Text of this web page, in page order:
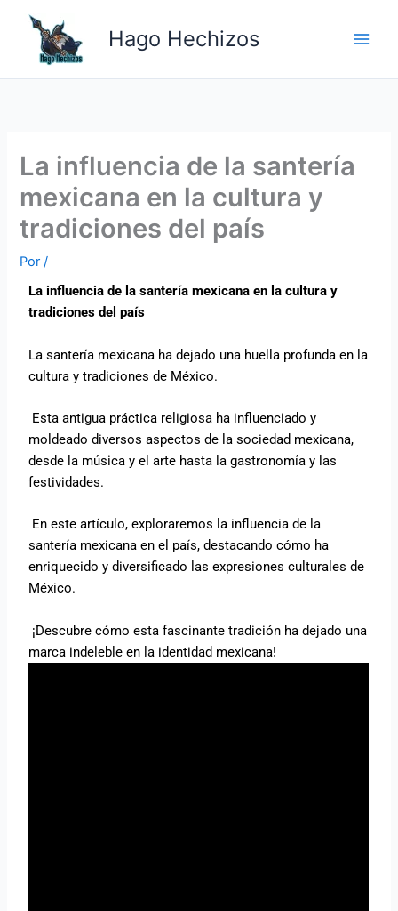
contenido
Hago Hechizos
La influencia de la santería
mexicana en la cultura y
tradiciones del país
Por/
La influencia de la santería mexicana en la cultura y
tradiciones del país
La santería mexicana ha dejado una huella profunda en la
cultura y tradiciones de México.
Esta antigua práctica religiosa ha influenciado y
moldeado diversos aspectos de la sociedad mexicana,
desde la música y el arte hasta la gastronomía y las
festividades.
En este artículo, exploraremos la influencia de la
santería mexicana en el país, destacando cómo ha
enriquecido y diversificado las expresiones culturales de
México.
¡Descubre cómo esta fascinante tradición ha dejado una
marca indeleble en la identidad mexicana!